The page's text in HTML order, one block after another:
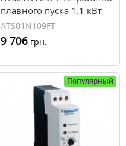
плавного пуска 1.1 кВт
Schneider Electric ATS01
ATS01N109FT
9 706 грн.
Популярный